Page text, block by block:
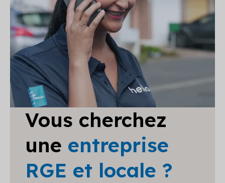
Vous cherchez
une entreprise
RGE et locale ?